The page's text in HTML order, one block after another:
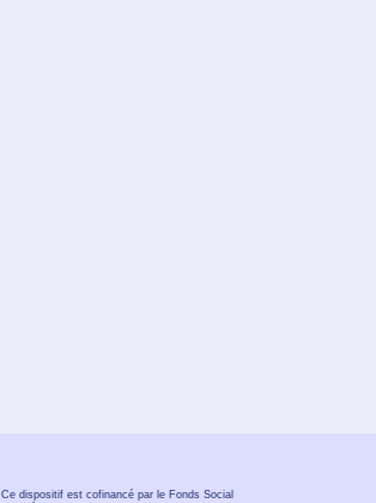
Ce dispositif est cofinancé par le Fonds Social